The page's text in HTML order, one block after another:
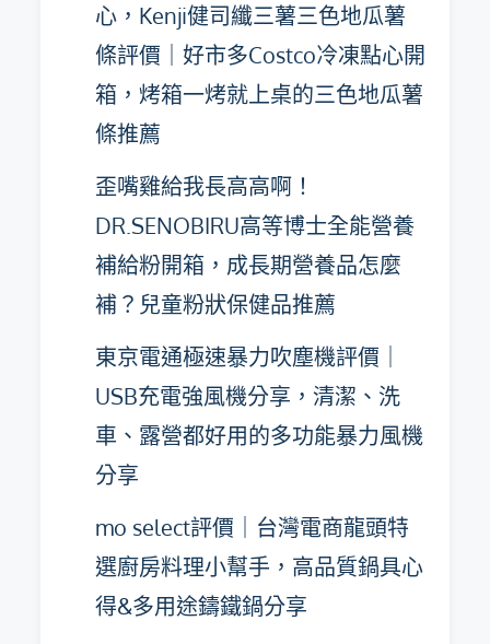
心，Kenji健司纖三薯三色地瓜薯
條評價｜好市多Costco冷凍點心開
箱，烤箱一烤就上桌的三色地瓜薯
條推薦
歪嘴雞給我長高高啊！
DR.SENOBIRU高等博士全能營養
補給粉開箱，成長期營養品怎麼
補？兒童粉狀保健品推薦
東京電通極速暴力吹塵機評價｜
USB充電強風機分享，清潔、洗
車、露營都好用的多功能暴力風機
分享
mo select評價｜台灣電商龍頭特
選廚房料理小幫手，高品質鍋具心
得&多用途鑄鐵鍋分享